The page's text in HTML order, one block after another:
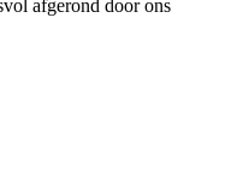
afgerond door ons